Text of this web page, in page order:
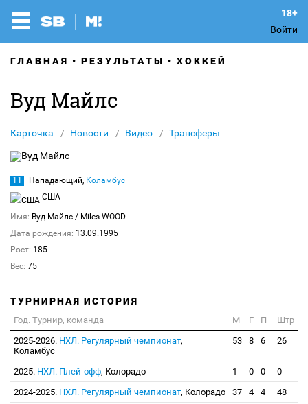
Войти
ГЛАВНАЯ РЕЗУЛЬТАТЫ ХОККЕЙ
Вуд Майлс
Карточка Новости Видео Трансферы
11 Нападающий, Коламбус
США
Имя: Вуд Майлс / Miles WOOD
Дата рождения: 13.09.1995
Рост: 185
Вес: 75
ТУРНИРНАЯ ИСТОРИЯ
Год. Турнир, команда М Г П
Штр
2025-2026. НХЛ. Регулярный чемпионат,
Коламбус
53 8 6 26
2025. НХЛ. Плей-офф, Колорадо 1 0 0
0
2024-2025. НХЛ. Регулярный чемпионат, Колорадо 37 4 4
48